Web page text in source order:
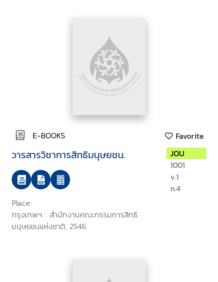
E-BOOKS Favorite
วารสารวิชาการสิทธิมนุษยชน.
Place:
กรุงเทพฯ : สำนักงานคณะกรรมการสิทธิ
มนุษยชนแห่งชาติ, 2546.
JOU
1001
v.1
n.4